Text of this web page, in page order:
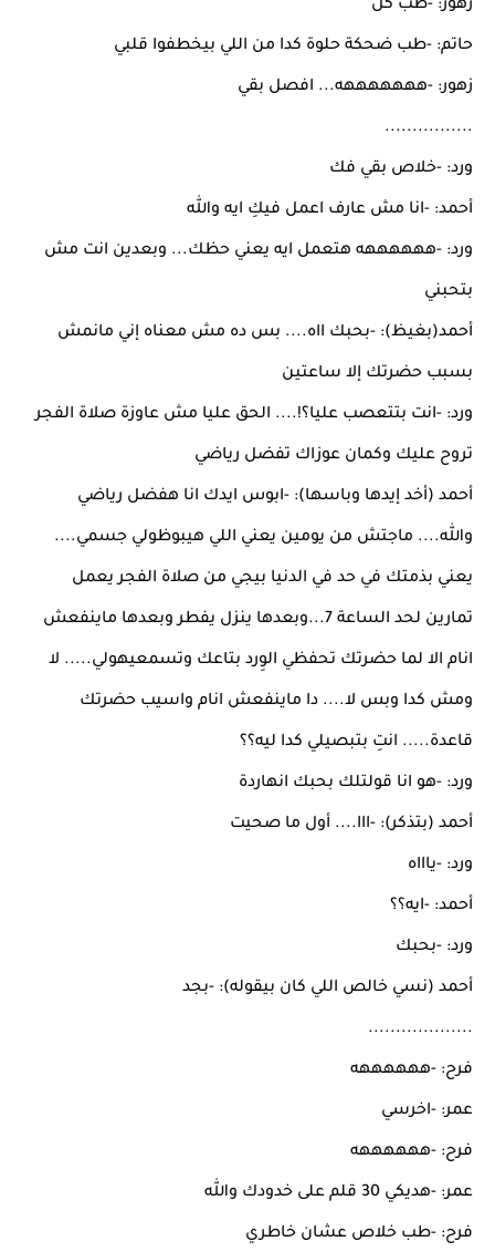
زهور: -طب كل
حاتم: -طب ضحكة حلوة كدا من اللي بيخطفوا قلبي
زهور: -هههههههه... افصل بقي
................
ورد: -خلاص بقي فك
أحمد: -انا مش عارف اعمل فيكِ ايه والله
ورد: -ههههههه هتعمل ايه يعني حظك... وبعدين انت مش
بتحبني
أحمد(بغيظ): -بحبك ااه.... بس ده مش معناه إني مانمش
بسبب حضرتك إلا ساعتين
ورد: -انت بتتعصب عليا؟!.... الحق عليا مش عاوزة صلاة الفجر
تروح عليك وكمان عوزاك تفضل رياضي
أحمد (أخد إيدها وباسها): -ابوس ايدك انا هفضل رياضي
والله.... ماجتش من يومين يعني اللي هيبوظولي جسمي....
يعني بذمتك في حد في الدنيا بيجي من صلاة الفجر يعمل
تمارين لحد الساعة 7...وبعدها ينزل يفطر وبعدها ماينفعش
انام الا لما حضرتك تحفظي الوِرد بتاعك وتسمعيهولي..... لا
ومش كدا وبس لا.... دا ماينفعش انام واسيب حضرتك
قاعدة..... انتِ بتبصيلي كدا ليه؟؟
ورد: -هو انا قولتلك بحبك انهاردة
أحمد (بتذكر): -ااا.... أول ما صحيت
ورد: -ياااه
أحمد: -ايه؟؟
ورد: -بحبك
أحمد (نسي خالص اللي كان بيقوله): -بجد
...................
فرح: -ههههههه
عمر: -اخرسي
فرح: -ههههههه
عمر: -هديكي 30 قلم على خدودك والله
فرح: -طب خلاص عشان خاطري